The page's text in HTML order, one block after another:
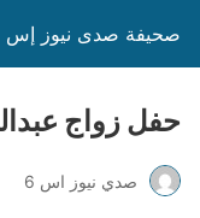
صحيفة صدى نيوز إس
حفل زواج
صدي نيوز اس 6